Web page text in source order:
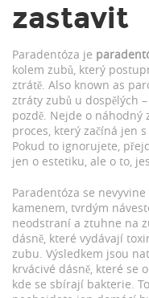
zastavit
Paradentóza je
kolem zubů, který
ztrátě. Also known as
ztráty zubů u dospělých
pozdě. Nejde o náhodný
proces, který začíná jen
Pokud to ignorujete,
jen o estetiku, ale o to,
Paradentóza se
kamenem, tvrdým
neodstraní a ztuhne na
dásně, které vydávají
zubu. Výsledkem jsou
krvácivé dásně, které se
kde se sbírají bakterie.